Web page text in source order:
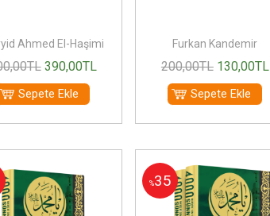
Ahmed El-Haşimi
,00TL 390,00TL
Sepete Ekle
Furkan Kandemir
200,00TL 130,00TL
Sepete Ekle
%35